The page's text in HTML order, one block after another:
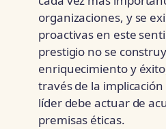
organizaciones, y se
proactivas en este
prestigio no se
enriquecimiento y
través de la
líder debe actuar de
premisas éticas.